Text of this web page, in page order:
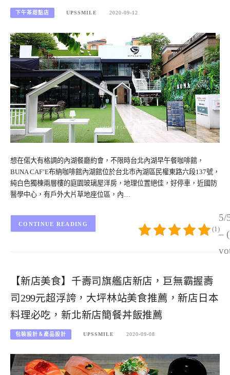
下午茶甜點店 UPSSMILE 2020-09-12
想在偌大有格調的內湖餐廳約會，不限時台北內湖早午餐咖啡館，
BUNA CAF’E布納咖啡館內湖館位於台北市內湖區民權東路六段137號，
純白色獨棟兩層樓的庭園玻璃屋洋房，地理位置絕佳，好停車，近國防
醫學中心，有戶外大片草地座位區，內…
5/
–
(1)
CONTINUE READING
【新店美食】千壽司旗艦店新店，巨無霸握壽
司299元超浮誇，大坪林站美食推薦，新店日本
料理必吃，新北新店簡餐丼飯推薦
包裝設計＆產品設計 UPSSMILE 2020-09-08